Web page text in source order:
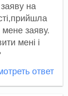
на
мене заяву.
мені і
ответ